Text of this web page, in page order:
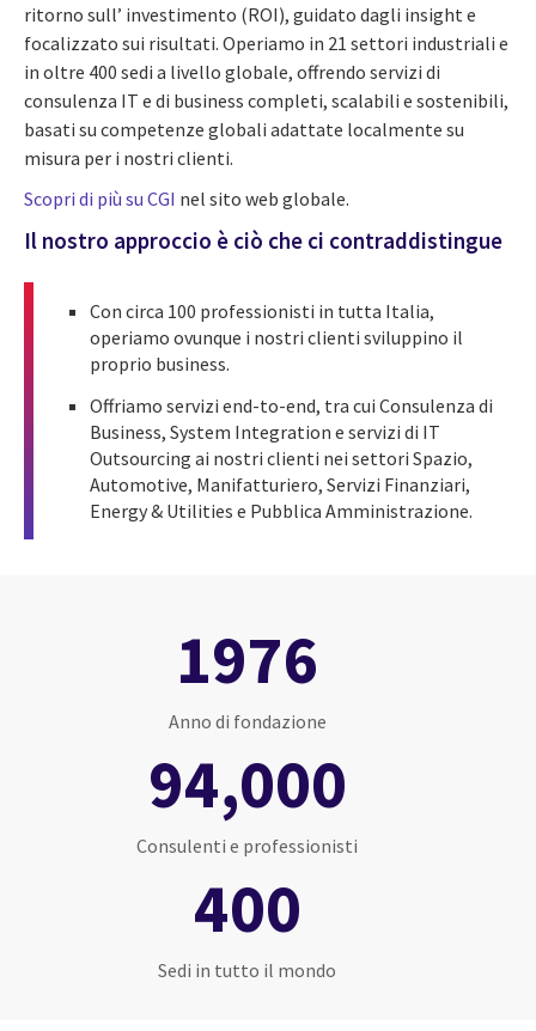
ritorno sull’ investimento (ROI), guidato dagli insight e
focalizzato sui risultati. Operiamo in 21 settori industriali e
in oltre 400 sedi a livello globale, offrendo servizi di
consulenza IT e di business completi, scalabili e sostenibili,
basati su competenze globali adattate localmente su
misura per i nostri clienti.
Scopri di più su CGI nel sito web globale.
Il nostro approccio è ciò che ci contraddistingue
Con circa 100 professionisti in tutta Italia,
operiamo ovunque i nostri clienti sviluppino il
proprio business.
Offriamo servizi end-to-end, tra cui Consulenza di
Business, System Integration e servizi di IT
Outsourcing ai nostri clienti nei settori Spazio,
Automotive, Manifatturiero, Servizi Finanziari,
Energy & Utilities e Pubblica Amministrazione.
1976
Anno di fondazione
94,000
Consulenti e professionisti
400
Sedi in tutto il mondo